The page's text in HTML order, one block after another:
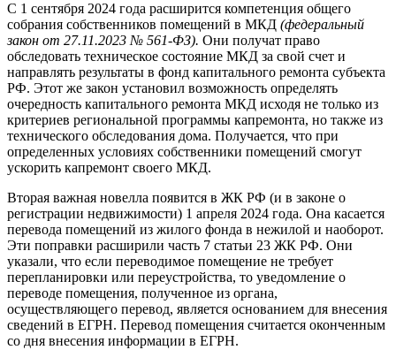
С 1 сентября 2024 года расширится компетенция общего
собрания собственников помещений в МКД (федеральный
закон от 27.11.2023 № 561-ФЗ). Они получат право
обследовать техническое состояние МКД за свой счет и
направлять результаты в фонд капитального ремонта субъекта
РФ. Этот же закон установил возможность определять
очередность капитального ремонта МКД исходя не только из
критериев региональной программы капремонта, но также из
технического обследования дома. Получается, что при
определенных условиях собственники помещений смогут
ускорить капремонт своего МКД.
Вторая важная новелла появится в ЖК РФ (и в законе о
регистрации недвижимости) 1 апреля 2024 года. Она касается
перевода помещений из жилого фонда в нежилой и наоборот.
Эти поправки расширили часть 7 статьи 23 ЖК РФ. Они
указали, что если переводимое помещение не требует
перепланировки или переустройства, то уведомление о
переводе помещения, полученное из органа,
осуществляющего перевод, является основанием для внесения
сведений в ЕГРН. Перевод помещения считается оконченным
со дня внесения информации в ЕГРН.